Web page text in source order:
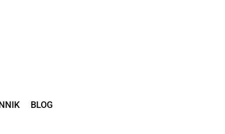
BLOG